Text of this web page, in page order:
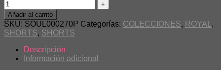
Añadir al carrito
SKU: SOUL000270P Categorías: COLECCIONES, ROYAL ,
SHORTS, SHORTS
Descripción
Información adicional